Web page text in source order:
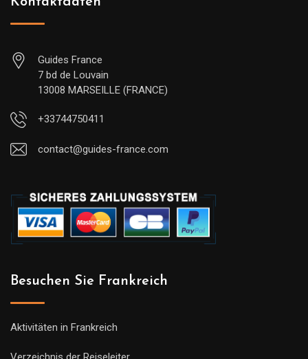
Guides France
7 bd de Louvain
13008 MARSEILLE (FRANCE)
+33744750411
contact@guides-france.com
Besuchen Sie Frankreich
Aktivitäten in Frankreich